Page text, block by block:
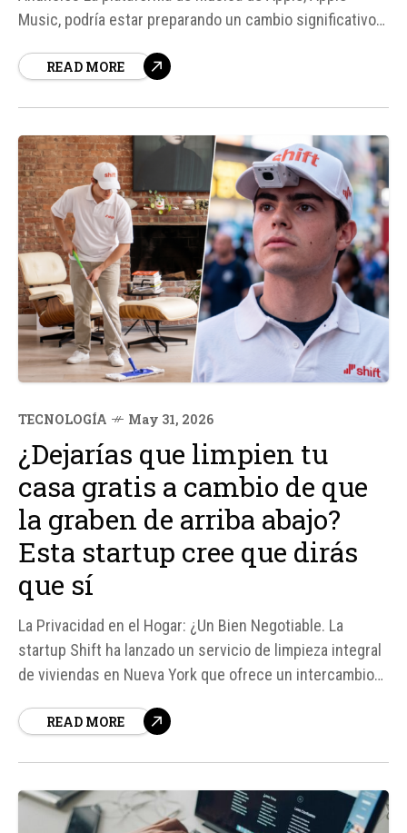
Music, podría estar preparando un cambio significativo
estaría trabajando en una versión gratuita o de menor
READ MORE
TECNOLOGÍA May 31, 2026
¿Dejarías que limpien tu
casa gratis a cambio de que
la graben de arriba abajo?
Esta startup cree que dirás
que sí
La Privacidad en el Hogar: ¿Un Bien Negotiable. La
startup Shift ha lanzado un servicio de limpieza integral
de viviendas en Nueva York que ofrece un intercambio
interior de tu hogar, recibirás el servicio de limpieza de
READ MORE